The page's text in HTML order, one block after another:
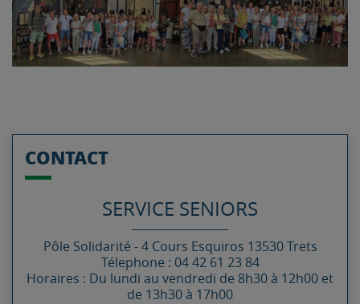
CONTACT
SERVICE SENIORS
Pôle Solidarité - 4 Cours Esquiros 13530 Trets
Télephone : 04 42 61 23 84
Horaires : Du lundi au vendredi de 8h30 à 12h00 et
de 13h30 à 17h00